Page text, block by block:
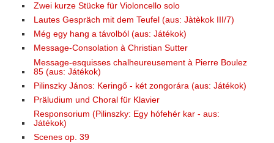
Zwei kurze Stücke für Violoncello solo
Lautes Gespräch mit dem Teufel (aus: Jàtèkok III/7)
Még egy hang a távolból (aus: Játékok)
Message-Consolation à Christian Sutter
Message-esquisses chalheureusement à Pierre Boulez
85 (aus: Játékok)
Pilinszky János: Keringő - két zongorára (aus: Játékok)
Präludium und Choral für Klavier
Responsorium (Pilinszky: Egy hófehér kar - aus:
Játékok)
Scenes op. 39